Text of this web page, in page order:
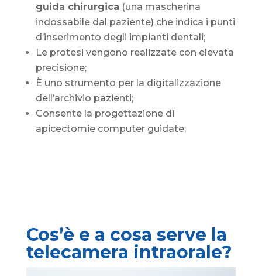
guida chirurgica (una mascherina
indossabile dal paziente) che indica i punti
d’inserimento degli impianti dentali;
Le protesi vengono realizzate con elevata
precisione;
È uno strumento per la digitalizzazione
dell’archivio pazienti;
Consente la progettazione di
apicectomie computer guidate;
Cos’è e a cosa serve la
telecamera intraorale?